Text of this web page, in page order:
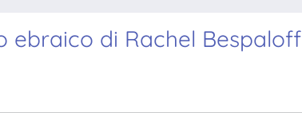
ebraico di Rachel Bespaloff